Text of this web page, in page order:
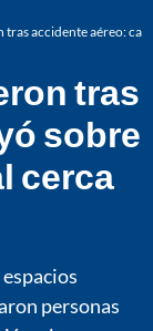
tras accidente aéreo:
tras
sobre
cerca
personas